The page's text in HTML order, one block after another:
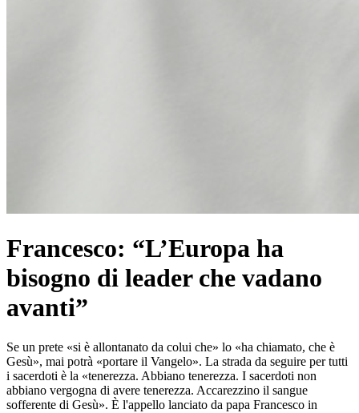
Francesco: “L’Europa ha
bisogno di leader che vadano
avanti”
Se un prete «si è allontanato da colui che» lo «ha chiamato, che è
Gesù», mai potrà «portare il Vangelo». La strada da seguire per tutti
i sacerdoti è la «tenerezza. Abbiano tenerezza. I sacerdoti non
abbiano vergogna di avere tenerezza. Accarezzino il sangue
sofferente di Gesù». È l'appello lanciato da papa Francesco in